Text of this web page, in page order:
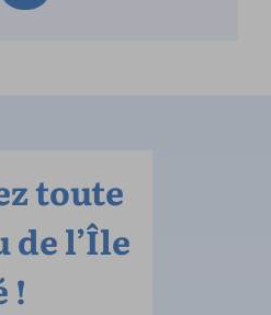
toute
de l’Île
!